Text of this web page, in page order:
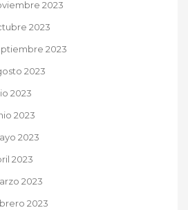
2023
2023
2023
2023
2023
2023
2023
2023
2023
2023